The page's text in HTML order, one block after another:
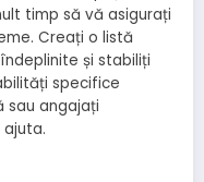
timp să vă asigurați
Creați o listă
și stabiliți
specifice
sau angajați